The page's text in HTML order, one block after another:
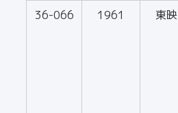
36-066 1961 東映